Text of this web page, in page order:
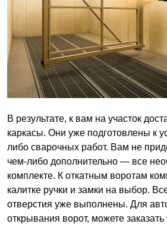
В результате, к вам на участок
каркасы. Они уже подготовлены к
либо сварочных работ. Вам не
чем-либо дополнительно — все
комплекте. К откатным воротам
калитке ручки и замки на выбор.
отверстия уже выполнены. Для
открывания ворот, можете